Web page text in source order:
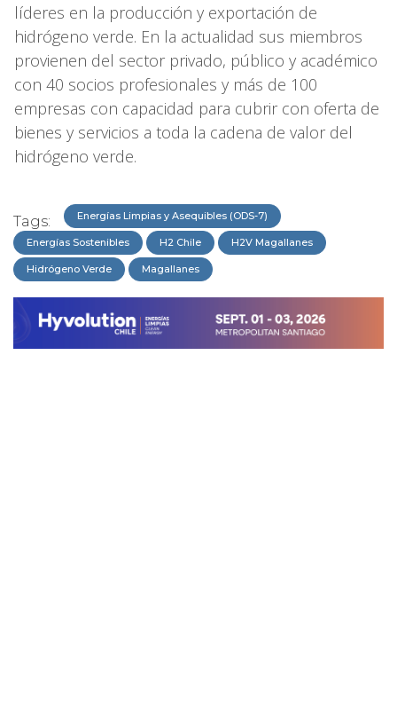
líderes en la producción y exportación de
hidrógeno verde. En la actualidad sus miembros
provienen del sector privado, público y académico
con 40 socios profesionales y más de 100
empresas con capacidad para cubrir con oferta de
bienes y servicios a toda la cadena de valor del
hidrógeno verde.
Tags: Energías Limpias y Asequibles (ODS-7)
Energías Sostenibles H2 Chile H2V Magallanes
Hidrógeno Verde Magallanes